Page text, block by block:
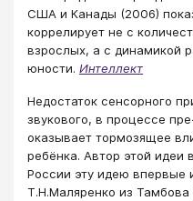
США и Канады (2006)
коррелирует не с
взрослых, а с динамикой
юности. Интеллект
Недостаток сенсорного
звукового, в процессе
оказывает тормозящее
ребёнка. Автор этой идеи
России эту идею впервые
Т.Н.Маляренко из Тамбова